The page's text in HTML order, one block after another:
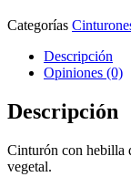
Categorías
Descripción
Opiniones (0)
Descripción
Cinturón con hebilla
vegetal.